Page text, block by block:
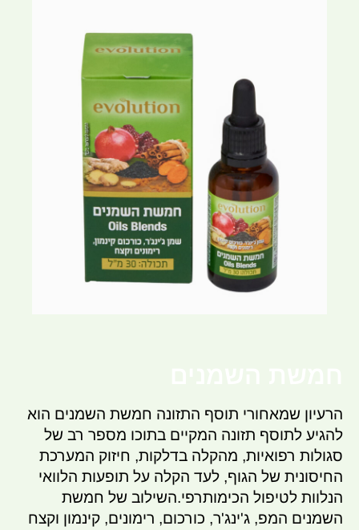
הרעיון שמאחורי תוסף התזונה חמשת השמנים הוא
להגיע לתוסף תזונה המקיים בתוכו מספר רב של
סגולות רפואיות, מהקלה בדלקות, חיזוק המערכת
החיסונית של הגוף, לעד הקלה על תופעות הלוואי
הנלוות לטיפול הכימותרפי.השילוב של חמשת
השמנים המפ, ג'ינג'ר, כורכום, רימונים, קינמון וקצח